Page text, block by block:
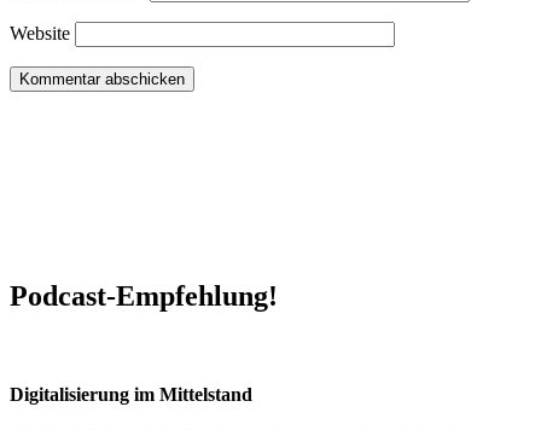
Website
Podcast-Empfehlung!
Digitalisierung im Mittelstand